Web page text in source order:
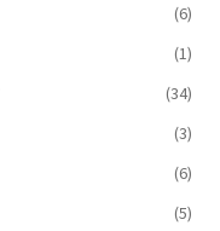
(6)
(1)
(34)
(3)
(6)
(5)